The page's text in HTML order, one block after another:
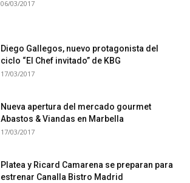
06/03/2017
Diego Gallegos, nuevo protagonista del
ciclo “El Chef invitado” de KBG
17/03/2017
Nueva apertura del mercado gourmet
Abastos & Viandas en Marbella
17/03/2017
Platea y Ricard Camarena se preparan para
estrenar Canalla Bistro Madrid